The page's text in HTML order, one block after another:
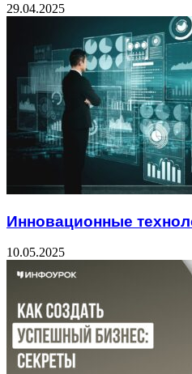
29.04.2025
Инновационные
10.05.2025